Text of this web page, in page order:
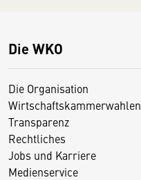
Die WKO
Die Organisation
Wirtschaftskammerwahlen
Transparenz
Rechtliches
Jobs und Karriere
Medienservice